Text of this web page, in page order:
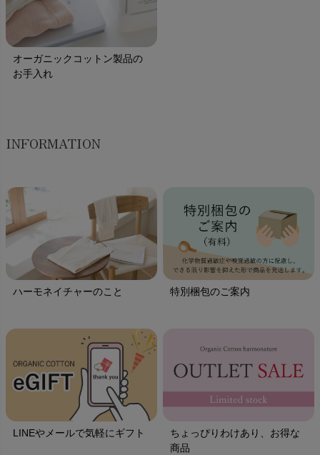
オーガニックコットン製品の
お手入れ
INFORMATION
ハーモネイチャーのこと 特別梱包のご案内
LINEやメールで気軽にギフト
ちょっぴりわけあり、お得な
商品